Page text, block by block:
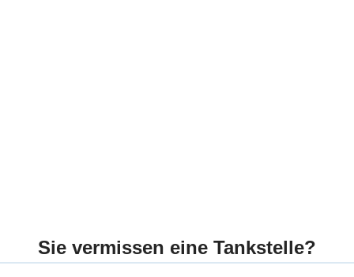
Sie vermissen eine Tankstelle?